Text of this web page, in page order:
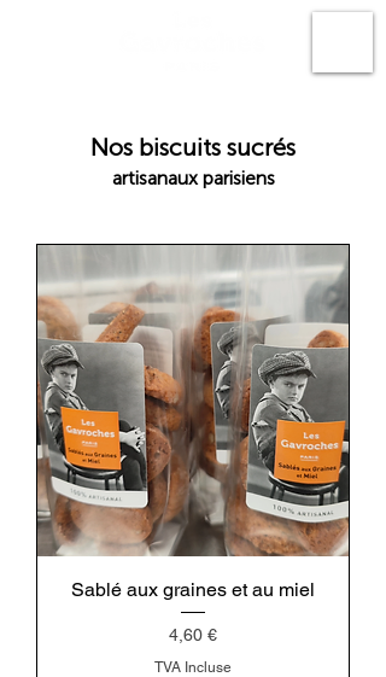
Nos biscuits sucrés
artisanaux parisiens
Sablé aux graines et au miel
Prix
4,60 €
TVA Incluse